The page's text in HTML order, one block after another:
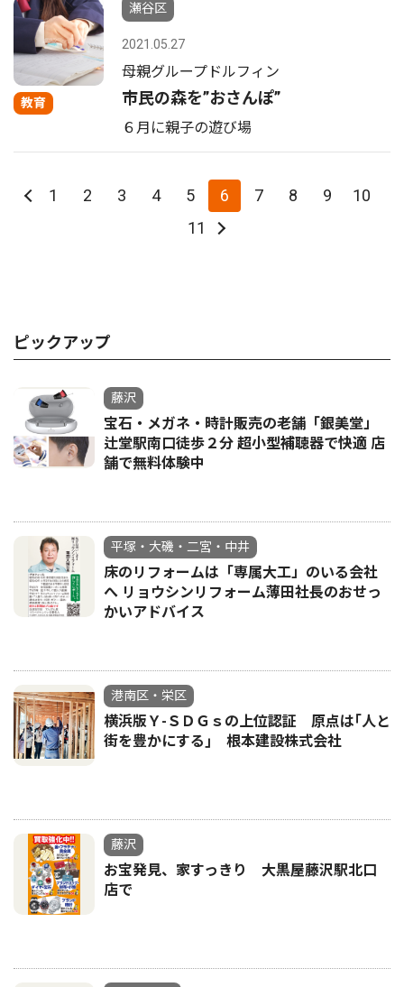
教育
瀬谷区
2021.05.27
母親グループドルフィン
市民の森を”おさんぽ”
６月に親子の遊び場
1 2 3 4 5 6 7 8 9
10
11
ピックアップ
藤沢
宝石・メガネ・時計販売の老舗「銀美堂」
辻堂駅南口徒歩２分 超小型補聴器で快適 店
舗で無料体験中
平塚・大磯・二宮・中井
床のリフォームは「専属大工」のいる会社
へ リョウシンリフォーム薄田社長のおせっ
かいアドバイス
港南区・栄区
横浜版Ｙ-ＳＤＧｓの上位認証 原点は｢人と
街を豊かにする｣ 根本建設株式会社
藤沢
お宝発見、家すっきり 大黒屋藤沢駅北口
店で